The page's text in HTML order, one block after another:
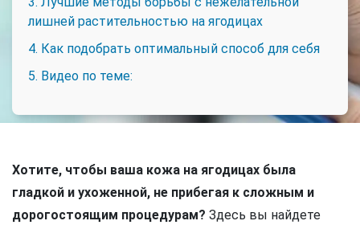
лишней растительностью на ягодицах
4. Как подобрать оптимальный способ для себя
5. Видео по теме:
Хотите, чтобы ваша кожа на ягодицах была
гладкой и ухоженной, не прибегая к сложным и
дорогостоящим процедурам? Здесь вы найдете